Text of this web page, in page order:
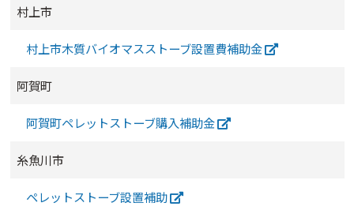
村上市
村上市木質バイオマスストーブ設置費補助金
阿賀町
阿賀町ペレットストーブ購入補助金
糸魚川市
ペレットストーブ設置補助